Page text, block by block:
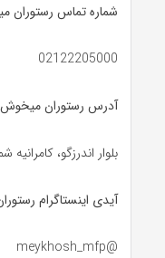
شماره تماس رستوران
02122205000
آدرس رستوران میخوش
بلوار اندرزگو،
آیدی اینستاگرام
@meykhosh_mfp